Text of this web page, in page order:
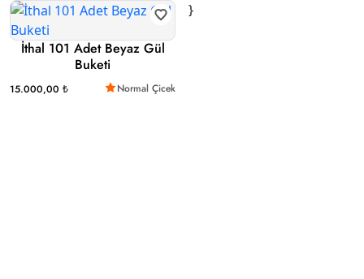
İthal 101 Adet Beyaz Gül
Buketi
15.000,00 ₺ Normal Çicek
}